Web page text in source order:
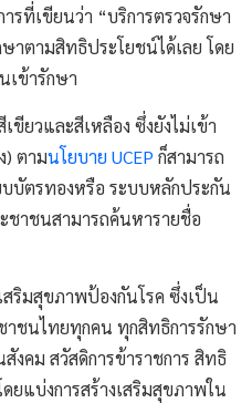
รที่เขียนว่า “บริการตรวจรักษา
าตามสิทธิประโยชน์ได้เลย โดย
เข้ารักษา
ยวและสีเหลือง ซึ่งยังไม่เข้า
) ตามนโยบาย UCEP ก็สามารถ
บัตรทองหรือ ระบบหลักประกัน
าชนสามารถค้นหารายชื่อ
ริมสุขภาพป้องกันโรค ซึ่งเป็น
ชนไทยทุกคน ทุกสิทธิการรักษา
งคม สวัสดิการข้าราชการ สิทธิ
แบ่งการสร้างเสริมสุขภาพใน